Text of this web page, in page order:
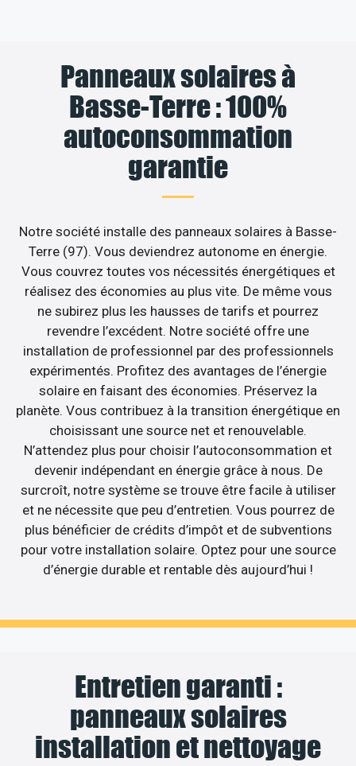
Panneaux solaires à
Basse-Terre : 100%
autoconsommation
garantie
Notre société installe des panneaux solaires à Basse-
Terre (97). Vous deviendrez autonome en énergie.
Vous couvrez toutes vos nécessités énergétiques et
réalisez des économies au plus vite. De même vous
ne subirez plus les hausses de tarifs et pourrez
revendre l’excédent. Notre société offre une
installation de professionnel par des professionnels
expérimentés. Profitez des avantages de l’énergie
solaire en faisant des économies. Préservez la
planète. Vous contribuez à la transition énergétique en
choisissant une source net et renouvelable.
N’attendez plus pour choisir l’autoconsommation et
devenir indépendant en énergie grâce à nous. De
surcroît, notre système se trouve être facile à utiliser
et ne nécessite que peu d’entretien. Vous pourrez de
plus bénéficier de crédits d’impôt et de subventions
pour votre installation solaire. Optez pour une source
d’énergie durable et rentable dès aujourd’hui !
Entretien garanti :
panneaux solaires
installation et nettoyage